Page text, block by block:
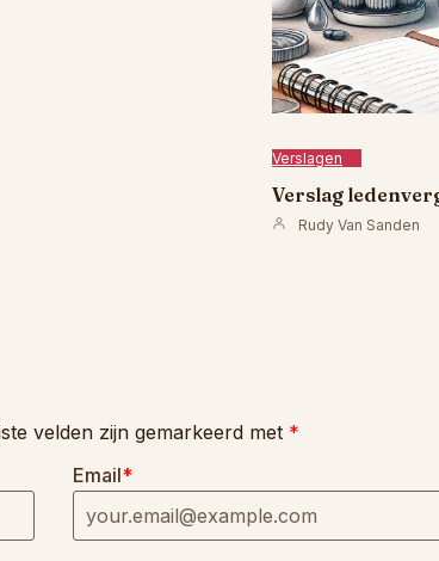
Verslagen
Verslag
Rudy Van Sanden
velden zijn gemarkeerd met *
Email*